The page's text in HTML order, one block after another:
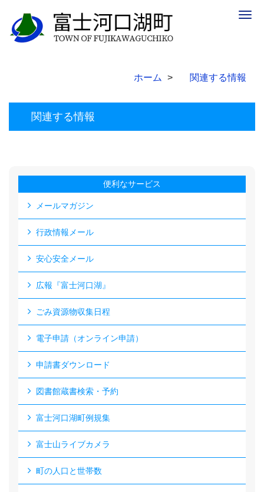
ホーム 関連する情報
関連する情報
便利なサービス
メールマガジン
行政情報メール
安心安全メール
広報『富士河口湖』
ごみ資源物収集日程
電子申請（オンライン申請）
申請書ダウンロード
図書館蔵書検索・予約
富士河口湖町例規集
富士山ライブカメラ
町の人口と世帯数